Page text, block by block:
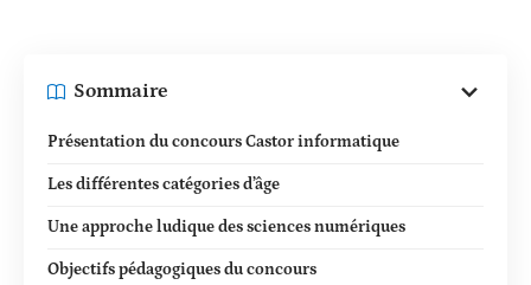
Sommaire
Présentation du concours Castor informatique
Les différentes catégories d’âge
Une approche ludique des sciences numériques
Objectifs pédagogiques du concours